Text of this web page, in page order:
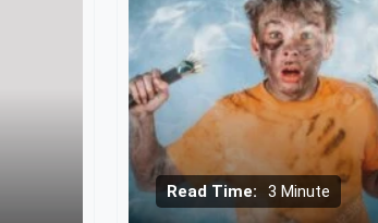
Read Time: 3 Minute